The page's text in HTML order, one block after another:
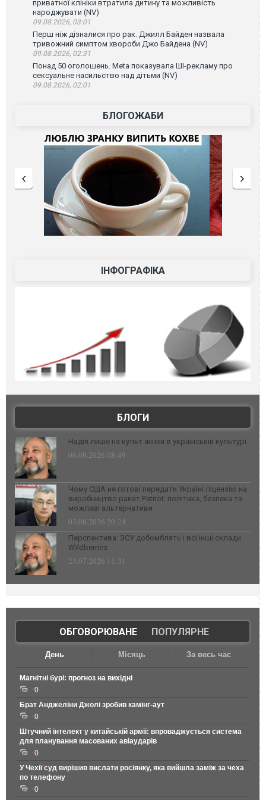
приватної клініки втратила дитину та можливість
народжувати (NV)
09.08.2026, 03:01
Перш ніж дізналися про рак. Джилл Байден назвала
тривожний симптом хвороби Джо Байдена (NV)
09.08.2026, 02:31
Понад 50 оголошень. Meta показувала ШІ-рекламу про
сексуальне насильство над дітьми (NV)
09.08.2026, 02:01
БЛОГОЖАБИ
ІНФОГРАФІКА
БЛОГИ
Надія лише на культ жінки в українській культурі
06.08.2026 08:49
Чому США не готові передати Україні ліцензію на
виробництво ракет Patriot: політика, безпека та
можливі альтернативи
03.08.2026 20:24
Перспектива: ЗСУ добомблять і всі інші склади
Wildberries
23.07.2026 11:31
ОБГОВОРЮВАНЕ| ПОПУЛЯРНЕ
День Місяць За весь час
Магнітні бурі: прогноз на вихідні
0
Брат Анджеліни Джолі зробив камінг-аут
0
Штучний інтелект у китайській армії: впроваджується система
для планування масованих авіаударів
0
У Чехії суд вирішив вислати росіянку, яка вийшла заміж за чеха
по телефону
0